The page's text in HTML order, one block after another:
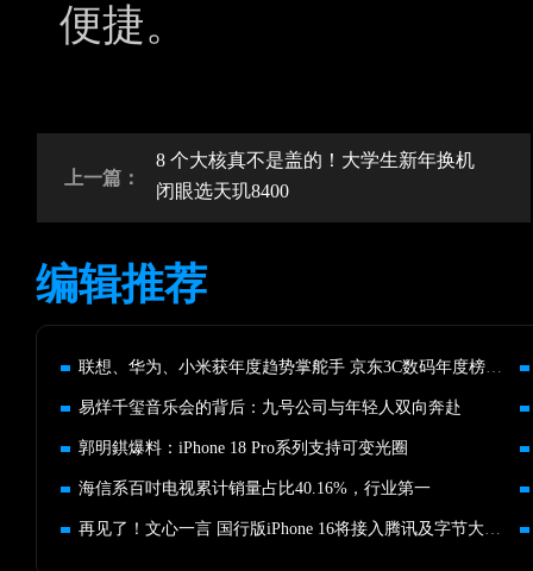
便捷。
上一篇：
8 个大核真不是盖的！大学生新年换机
闭眼选天玑8400
编辑推荐
联想、华为、小米获年度趋势掌舵手 京东3C数码年度榜单揭晓
易烊千玺音乐会的背后：九号公司与年轻人双向奔赴
郭明錤爆料：iPhone 18 Pro系列支持可变光圈
海信系百吋电视累计销量占比40.16%，行业第一
再见了！文心一言 国行版iPhone 16将接入腾讯及字节大模型